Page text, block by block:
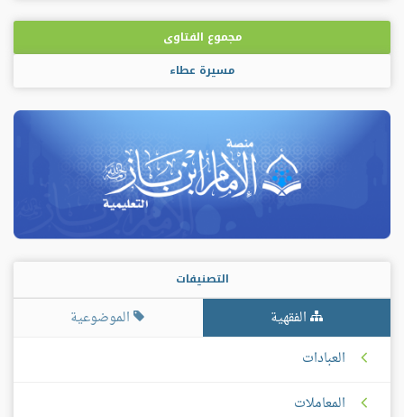
مجموع الفتاوى
مسيرة عطاء
التصنيفات
الفقهية
الموضوعية
العبادات
المعاملات